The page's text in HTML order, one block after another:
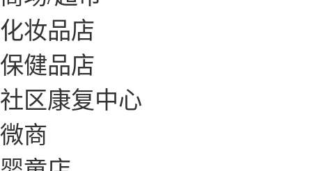
化妆品店
保健品店
社区康复中心
微商